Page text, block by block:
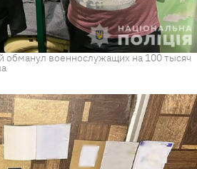
военнослужащих на 100 тысяч